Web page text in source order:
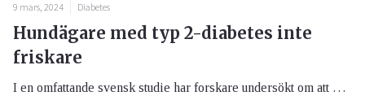
9 mars, 2024 Diabetes
Hundägare med typ 2-diabetes inte
friskare
I en omfattande svensk studie har forskare undersökt om att ha hund har någon positiv inverkan på personer med typ 2-diabetes. Resultaten av studien har överraskat många, då de visar att hundägare med denna sjukdom inte nödvändigtvis har bättre hälsoutfall, än de som inte äger hundar. I stället pekar resultaten på att hundägarna faktiskt hade sämre hälsomarkörer än de som inte hade hundar.